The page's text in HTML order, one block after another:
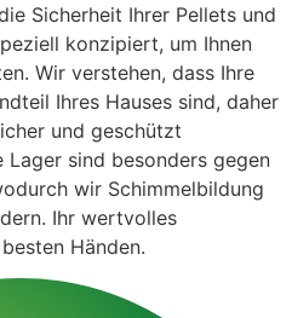
Sicherheit Ihrer Pellets und
konzipiert, um Ihnen
Wir verstehen, dass Ihre
Ihres Hauses sind, daher
und geschützt
sind besonders gegen
wir Schimmelbildung
Ihr wertvolles
Händen.